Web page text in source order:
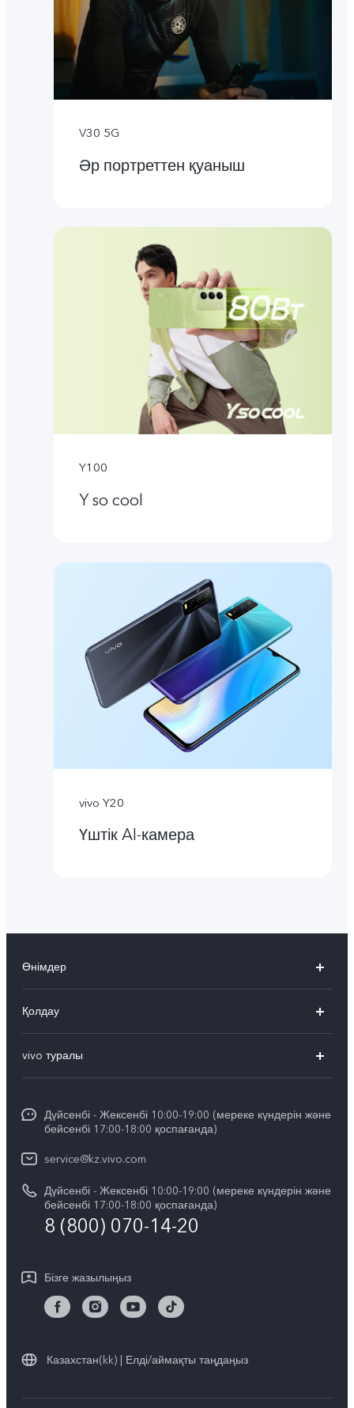
V30 5G
Әр портреттен қуаныш
Y100
Y so cool
vivo Y20
Үштік AI-камера
Өнімдер
X300
X200
V60 Lite 5G
Барлық үлгілер
Қолдау
Сервистік орталықтар
Funtouch OS
Жүйені жаңарту
vivo кепілдік туралы нұсқаулық
vivo туралы
Баспасөз орталығы
vivo компаниясында жұмыс жасау
Құқықтық хабарламалар
Біз туралы
Тұрақтылық
Дүйсенбі - Жексенбі 10:00-19:00 (мереке күндерін және
бейсенбі 17:00-18:00 қоспағанда)
service@kz.vivo.com
Дүйсенбі - Жексенбі 10:00-19:00 (мереке күндерін және
бейсенбі 17:00-18:00 қоспағанда)
8 (800) 070-14-20
Бізге жазылыңыз
Казахстан(kk) | Елді/аймақты таңдаңыз